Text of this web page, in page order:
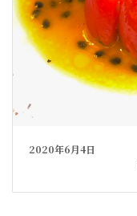
2020年6月4日